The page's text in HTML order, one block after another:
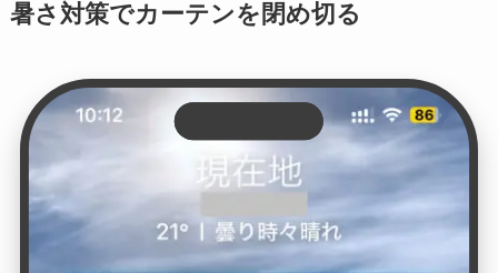
暑さ対策でカーテンを閉め切る